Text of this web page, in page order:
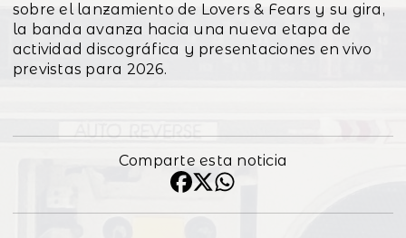
sobre el lanzamiento de Lovers & Fears y su gira,
la banda avanza hacia una nueva etapa de
actividad discográfica y presentaciones en vivo
previstas para 2026.
Comparte esta noticia